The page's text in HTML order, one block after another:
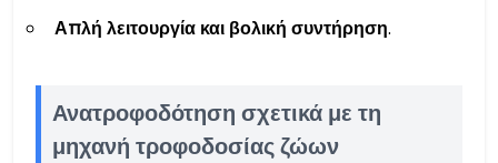
Απλή λειτουργία και βολική συντήρηση.
Ανατροφοδότηση σχετικά με τη
μηχανή τροφοδοσίας ζώων